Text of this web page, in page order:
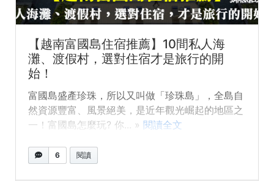
【越南富國島住宿推薦】10間私人海
灘、渡假村，選對住宿才是旅行的開
始！
富國島盛產珍珠，所以又叫做「珍珠島」，全島自
然資源豐富、風景絕美，是近年觀光崛起的地區之
一！富國島怎麼玩? 你... » 閱讀全文
6 閱讀